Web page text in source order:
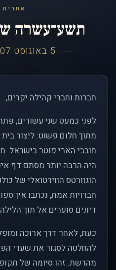
תשע־עשרה
5 באוגוסט 2007 – 2026
חברות וחברי קהילה יקרים,
מתוך חלום פשוט: ליצור
חובבי הארי פוטר בישראל.
היה הרבה יותר מסתם דף
הוגוורטס הווירטואלי של
חברויות אמת, נכתבו
דיונים סוערים אל תוך
כעת, לאחר דרך ארוכה
להחלטה לסגור את שערי
מהרשת. זהו סיומה של